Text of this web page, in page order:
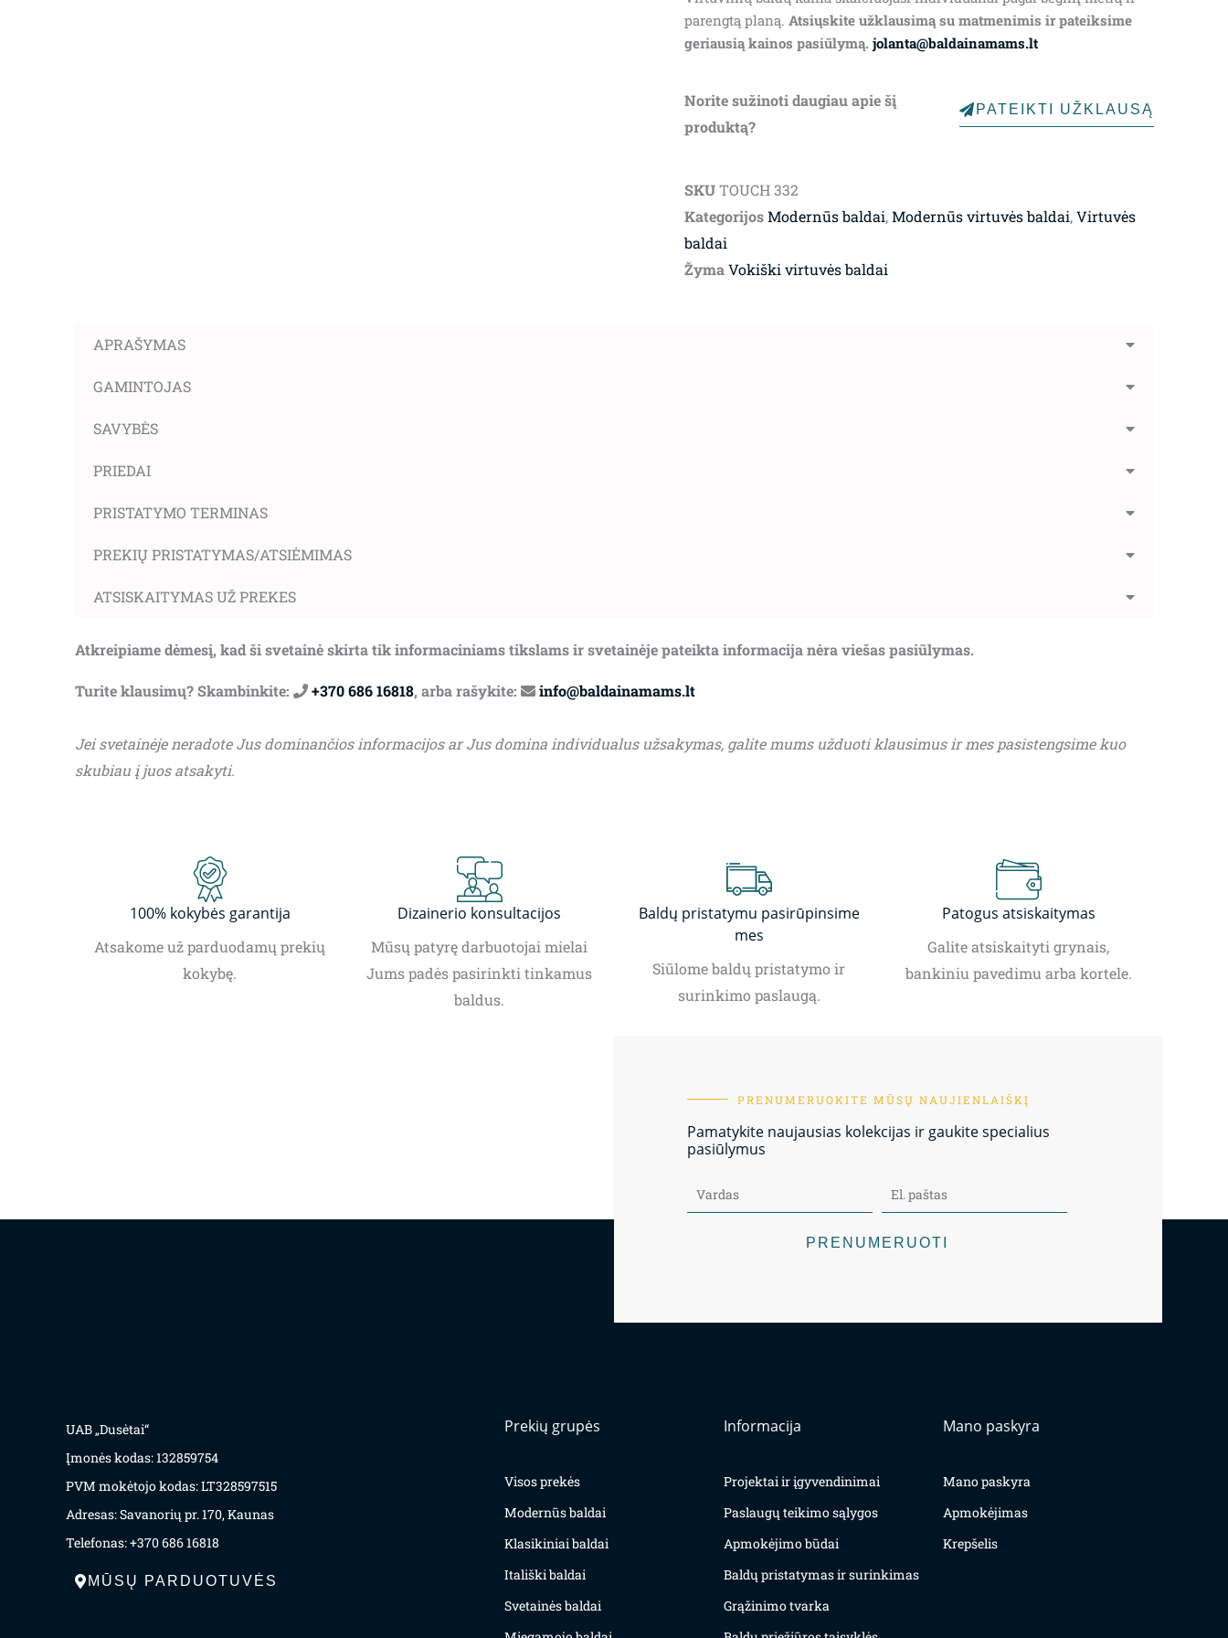
parengtą planą. Atsiųskite užklausimą su matmenimis ir pateiksime
geriausią kainos pasiūlymą. jolanta@baldainamams.lt
Norite sužinoti daugiau apie šį
produktą?
PATEIKTI UŽKLAUSĄ
SKUTOUCH 332
KategorijosModernūs baldai,Modernūs virtuvės baldai,Virtuvės
baldai
ŽymaVokiški virtuvės baldai
APRAŠYMAS
GAMINTOJAS
SAVYBĖS
PRIEDAI
PRISTATYMO TERMINAS
PREKIŲ PRISTATYMAS/ATSIĖMIMAS
ATSISKAITYMAS UŽ PREKES
Atkreipiame dėmesį, kad ši svetainė skirta tik informaciniams tikslams ir svetainėje pateikta informacija nėra viešas pasiūlymas.
Turite klausimų? Skambinkite: +370 686 16818, arba rašykite: info@baldainamams.lt
Jei svetainėje neradote Jus dominančios informacijos ar Jus domina individualus užsakymas, galite mums užduoti klausimus ir mes pasistengsime kuo
skubiau į juos atsakyti.
100% kokybės garantija
Atsakome už parduodamų prekių
kokybę.
Dizainerio konsultacijos
Mūsų patyrę darbuotojai mielai
Jums padės pasirinkti tinkamus
baldus.
Baldų pristatymu pasirūpinsime
mes
Siūlome baldų pristatymo ir
surinkimo paslaugą.
Patogus atsiskaitymas
Galite atsiskaityti grynais,
bankiniu pavedimu arba kortele.
PRENUMERUOKITE MŪSŲ NAUJIENLAIŠKĮ
Pamatykite naujausias kolekcijas ir gaukite specialius
pasiūlymus
PRENUMERUOTI
UAB „Dusėtai“
Įmonės kodas: 132859754
PVM mokėtojo kodas: LT328597515
Adresas: Savanorių pr. 170, Kaunas
Telefonas: +370 686 16818
MŪSŲ PARDUOTUVĖS
Prekių grupės
Visos prekės
Modernūs baldai
Klasikiniai baldai
Itališki baldai
Svetainės baldai
Informacija
Projektai ir įgyvendinimai
Paslaugų teikimo sąlygos
Apmokėjimo būdai
Baldų pristatymas ir surinkimas
Grąžinimo tvarka
Mano paskyra
Mano paskyra
Apmokėjimas
Krepšelis